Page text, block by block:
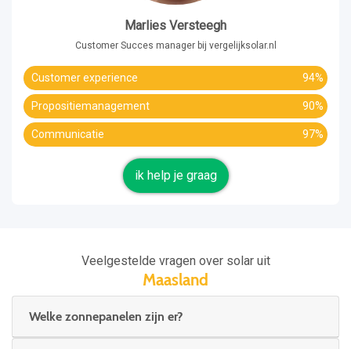
Marlies Versteegh
Customer Succes manager bij vergelijksolar.nl
Customer experience 94%
Propositiemanagement 90%
Communicatie 97%
ik help je graag
Veelgestelde vragen over solar uit
Maasland
Welke zonnepanelen zijn er?